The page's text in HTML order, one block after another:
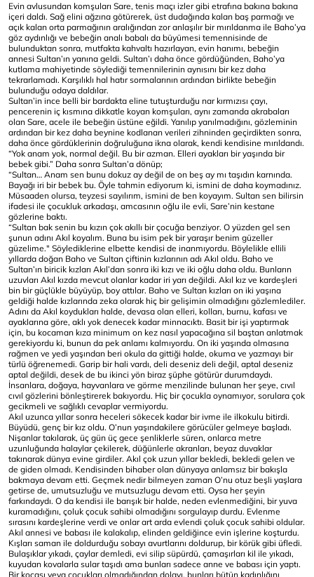
Evin avlusundan komşuları Sare, tenis maçı izler gibi etrafına bakına bakına
içeri daldı. Sağ elini ağzına götürerek, üst dudağında kalan baş parmağı ve
açık kalan orta parmağının aralığından zor anlaşılır bir mırıldanma ile Baho’ya
göz aydınlığı ve bebeğin analı babalı da büyümesi temennisinde de
bulunduktan sonra, mutfakta kahvaltı hazırlayan, evin hanımı, bebeğin
annesi Sultan’ın yanına geldi. Sultan’ı daha önce gördüğünden, Baho’ya
kutlama mahiyetinde söylediği temennilerinin aynısını bir kez daha
tekrarlamadı. Karşılıklı hal hatır sormalarının ardından birlikte bebeğin
bulunduğu odaya daldılar.
Sultan’in ince belli bir bardakta eline tutuşturduğu nar kırmızısı çayı,
pencerenin iç kısmına dikkatle koyan komşuları, aynı zamanda akrabaları
olan Sare, acele ile bebeğin üstüne eğildi. Yanılıp yanılmadığını, gözleminin
ardından bir kez daha beynine kodlanan verileri zihninden geçirdikten sonra,
daha önce gördüklerinin doğruluğuna ikna olarak, kendi kendisine mırıldandı.
“Yok anam yok, normal değil. Bu bir azman. Elleri ayakları bir yaşında bir
bebek gibi.” Daha sonra Sultan’a dönüp;
“Sultan… Anam sen bunu dokuz ay değil de on beş ay mı taşıdın karnında.
Bayağı iri bir bebek bu. Öyle tahmin ediyorum ki, ismini de daha koymadınız.
Müsaaden olursa, teyzesi sayılırım, ismini de ben koyayım. Sultan sen bilirsin
ifadesi ile çocukluk arkadaşı, amcasının oğlu ile evli, Sare’nin kestane
gözlerine baktı.
“Sultan bak senin bu kızın çok akıllı bir çocuğa benziyor. O yüzden gel sen
şunun adını Akıl koyalım. Buna bu isim pek bir yaraşır benim güzeller
güzelime." Söylediklerine elbette kendisi de inanmıyordu. Böylelikle ellili
yıllarda doğan Baho ve Sultan çiftinin kızlarının adı Akıl oldu. Baho ve
Sultan’ın biricik kızları Akıl’dan sonra iki kızı ve iki oğlu daha oldu. Bunların
uzuvları Akıl kızda mevcut olanlar kadar iri yarı değildi. Akıl kız ve kardeşleri
bin bir güçlükle büyüyüp, boy attılar. Baho ve Sultan kızları on iki yaşına
geldiği halde kızlarında zeka olarak hiç bir gelişimin olmadığını gözlemlediler.
Adını da Akıl koydukları halde, devasa olan elleri, kolları, burnu, kafası ve
ayaklarına göre, aklı yok denecek kadar minnacıktı. Basit bir işi yaptırmak
için, bu kocaman kıza minimum on kez nasıl yapacağına sil baştan anlatmak
gerekiyordu ki, bunun da pek anlamı kalmıyordu. On iki yaşında olmasına
rağmen ve yedi yaşından beri okula da gittiği halde, okuma ve yazmayı bir
türlü öğrenemedi. Garip bir hali vardı, deli deseniz deli değil, aptal deseniz
aptal değildi, desek de bu ikinci yön biraz şüphe götürür durumdaydı.
İnsanlara, doğaya, hayvanlara ve görme menzilinde bulunan her şeye, cıvıl
cıvıl gözlerini bönleştirerek bakıyordu. Hiç bir çocukla oynamıyor, sorulara çok
gecikmeli ve sağlıklı cevaplar vermiyordu.
Akıl uzunca yıllar sonra heceleri sökecek kadar bir ivme ile ilkokulu bitirdi.
Büyüdü, genç bir kız oldu. O’nun yaşındakilere görücüler gelmeye başladı.
Nişanlar takılarak, üç gün üç gece şenliklerle süren, onlarca metre
uzunluğunda halaylar çekilerek, düğünlerle akranları, beyaz duvaklar
takınarak dünya evine girdiler. Akıl çok uzun yıllar bekledi, bekledi gelen ve
de giden olmadı. Kendisinden bihaber olan dünyaya anlamsız bir bakışla
bakmaya devam etti. Geçmek nedir bilmeyen zaman O’nu otuz beşli yaşlara
getirse de, umutsuzluğu ve mutsuzlugu devam etti. Oysa her şeyin
farkındaydı. O da kendisi ile barışık bir halde, neden evlenmediğini, bir yuva
kuramadığını, çoluk çocuk sahibi olmadığını sorgulayıp durdu. Evlenme
sırasını kardeşlerine verdi ve onlar art arda evlendi çoluk çocuk sahibi oldular.
Akıl annesi ve babası ile kalakalıp, elinden geldiğince evin işlerine koşturdu.
Kışları saman ile doldurduğu sobayı avurtlarını doldurup, bir körük gibi üfledi.
Bulaşıklar yıkadı, çaylar demledi, evi silip süpürdü, çamaşırları kil ile yıkadı,
kuyudan kovalarla sular taşıdı ama bunları sadece anne ve babası için yaptı.
Bir kocası veya çocukları olmadığından dolayı, bunları bütün kadınlığını